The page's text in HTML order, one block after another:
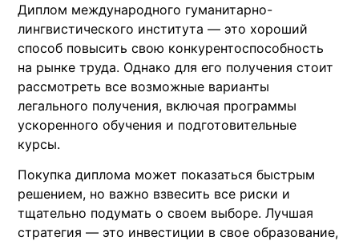
Диплом международного гуманитарно-
лингвистического института — это хороший
способ повысить свою конкурентоспособность
на рынке труда. Однако для его получения стоит
рассмотреть все возможные варианты
легального получения, включая программы
ускоренного обучения и подготовительные
курсы.
Покупка диплома может показаться быстрым
решением, но важно взвесить все риски и
тщательно подумать о своем выборе. Лучшая
стратегия — это инвестиции в свое образование,